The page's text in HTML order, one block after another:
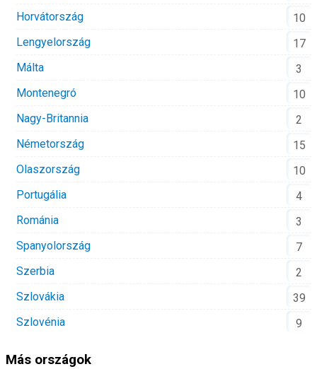
Horvátország
10
Lengyelország
17
Málta
3
Montenegró
10
Nagy-Britannia
2
Németország
15
Olaszország
10
Portugália
4
Románia
3
Spanyolország
7
Szerbia
2
Szlovákia
39
Szlovénia
9
Más országok